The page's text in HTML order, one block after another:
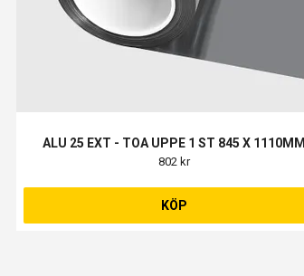
ALU 25 EXT - TOA UPPE 1 ST 845 X 1110MM
802 kr
KÖP